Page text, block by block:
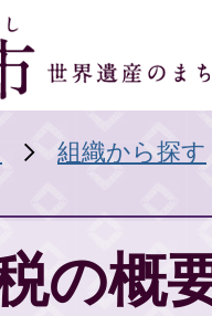
組織から探す
の概